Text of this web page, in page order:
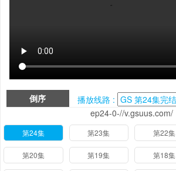
倒序
播放线路 :
ep24-0-//v.gsuus.com/
第24集 第23集 第22集
第20集 第19集 第18集